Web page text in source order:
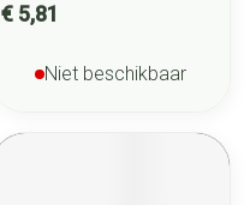
€ 5,81
Niet beschikbaar